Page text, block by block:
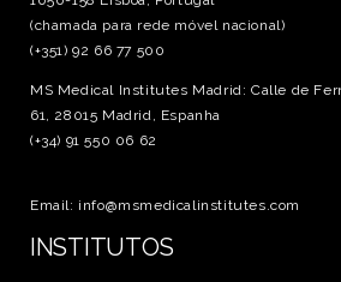
(chamada para rede móvel nacional)
(+351) 92 66 77 500
MS Medical Institutes Madrid: Calle de
61, 28015 Madrid, Espanha
(+34) 91 550 06 62
Email: info@msmedicalinstitutes.com
INSTITUTOS